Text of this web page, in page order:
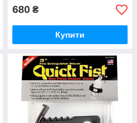
680 ₴
Купити